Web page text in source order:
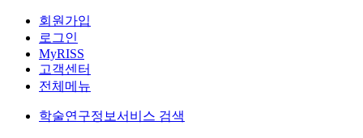
회원가입
로그인
MyRISS
고객센터
전체메뉴
학술연구정보서비스 검색